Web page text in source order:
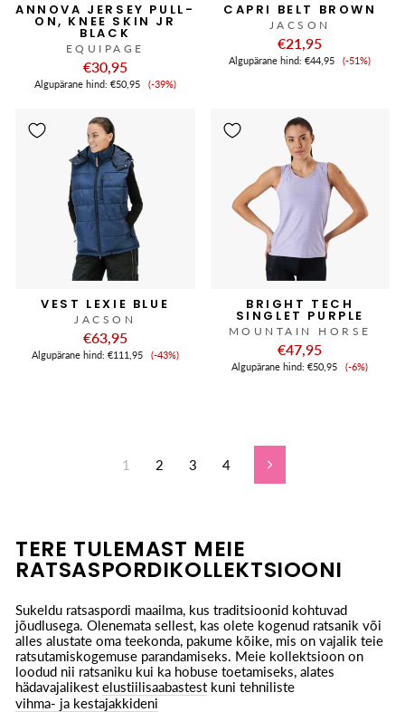
ANNOVA JERSEY PULL-
ON, KNEE SKIN JR
BLACK
EQUIPAGE
€30,95
Algupärane hind: €50,95 Soodushind
(-39%)
CAPRI BELT BROWN
JACSON
€21,95
Algupärane hind:€44,95 (-51%)
VEST LEXIE BLUE
JACSON
€63,95
Algupärane hind: €111,95 Soodushind
(-43%)
BRIGHT TECH
SINGLET PURPLE
MOUNTAIN HORSE
€47,95
Algupärane hind:€50,95 (-6%)
1 2 3 4 Edasi
TERE TULEMAST MEIE
RATSASPORDIKOLLEKTSIOONI
Sukeldu ratsaspordi maailma, kus traditsioonid kohtuvad
jõudlusega. Olenemata sellest, kas olete kogenud ratsanik või
alles alustate oma teekonda, pakume kõike, mis on vajalik teie
ratsutamiskogemuse parandamiseks. Meie kollektsioon on
loodud nii ratsaniku kui ka hobuse toetamiseks, alates
hädavajalikest elustiilisaabastest kuni tehniliste
vihma- ja kestajakkideni